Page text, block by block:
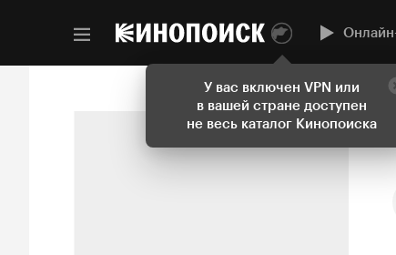
У вас включен VPN или
в вашей стране доступен
не весь каталог Кинопоиска